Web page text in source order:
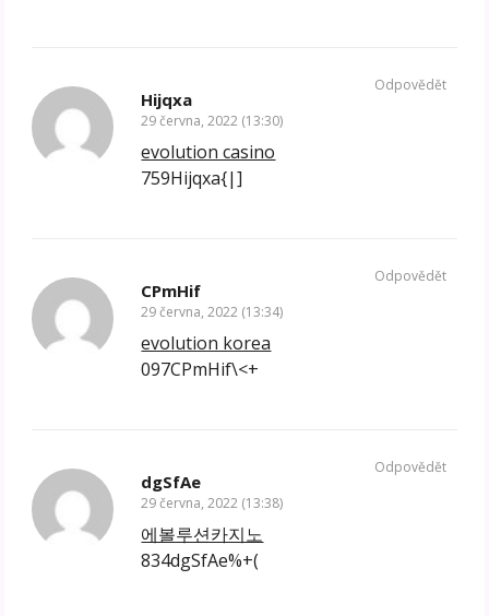
Hijqxa
29 června, 2022 (13:30)
evolution casino
759Hijqxa{|]
Odpovědět
CPmHif
29 června, 2022 (13:34)
evolution korea
097CPmHif\<+
Odpovědět
dgSfAe
29 června, 2022 (13:38)
에볼루션카지노
834dgSfAe%+(
Odpovědět